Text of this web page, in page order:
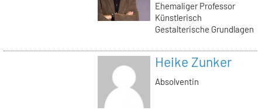
Ehemaliger Professor
Künstlerisch
Gestalterische Grundlagen
Heike Zunker
Absolventin